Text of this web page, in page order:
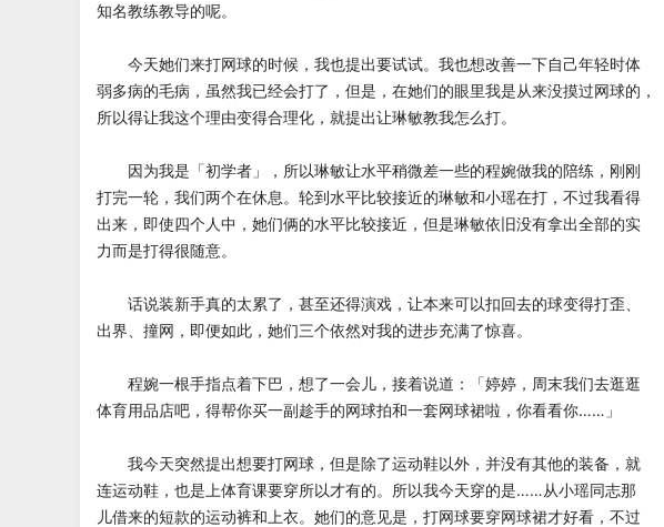
知名教练教导的呢。
今天她们来打网球的时候，我也提出要试试。我也想改善一下自己年轻时体
弱多病的毛病，虽然我已经会打了，但是，在她们的眼里我是从来没摸过网球的，
所以得让我这个理由变得合理化，就提出让琳敏教我怎么打。
因为我是「初学者」，所以琳敏让水平稍微差一些的程婉做我的陪练，刚刚
打完一轮，我们两个在休息。轮到水平比较接近的琳敏和小瑶在打，不过我看得
出来，即使四个人中，她们俩的水平比较接近，但是琳敏依旧没有拿出全部的实
力而是打得很随意。
话说装新手真的太累了，甚至还得演戏，让本来可以扣回去的球变得打歪、
出界、撞网，即便如此，她们三个依然对我的进步充满了惊喜。
程婉一根手指点着下巴，想了一会儿，接着说道：「婷婷，周末我们去逛逛
体育用品店吧，得帮你买一副趁手的网球拍和一套网球裙啦，你看看你……」
我今天突然提出想要打网球，但是除了运动鞋以外，并没有其他的装备，就
连运动鞋，也是上体育课要穿所以才有的。所以我今天穿的是……从小瑶同志那
儿借来的短款的运动裤和上衣。她们的意见是，打网球要穿网球裙才好看，不过